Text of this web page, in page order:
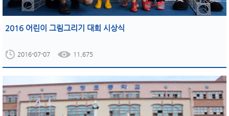
2016 어린이 그림그리기 대회 시상식
2016-07-07 11,675